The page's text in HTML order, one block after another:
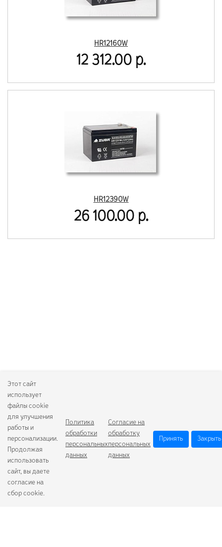
HR12160W
12 312.00 р.
HR12390W
26 100.00 р.
Этот сайт
использует
файлы cookie
для улучшения
работы и
персонализации.
Продолжая
использовать
сайт, вы даете
согласие на
сбор cookie.
Политика
обработки
персональных
данных
Согласие на
обработку
персональных
данных
Принять Закрыть